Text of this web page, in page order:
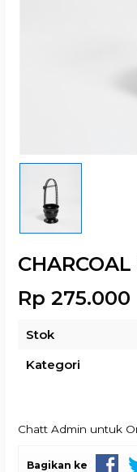
Rp 275.000
Stok
Kategori
Chatt Admin untuk
Bagikan ke